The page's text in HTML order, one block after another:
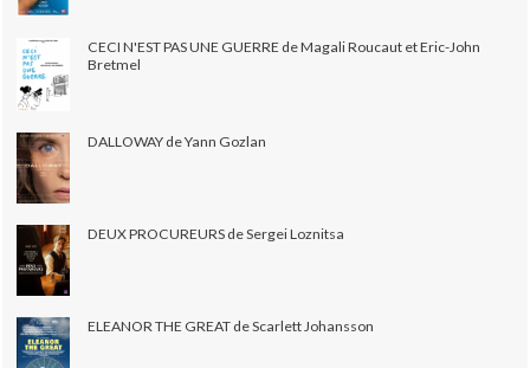
CECI N'EST PAS UNE GUERRE de Magali Roucaut et Eric-John
Bretmel
DALLOWAY de Yann Gozlan
DEUX PROCUREURS de Sergei Loznitsa
ELEANOR THE GREAT de Scarlett Johansson